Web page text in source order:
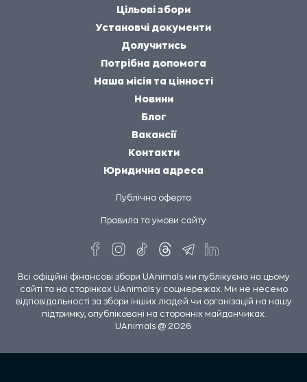
Цільові збори
Установчі документи
Долучитись
Потрібна допомога
Наша місія та цінності
Новини
Блог
Вакансії
Контакти
Юридична адреса
Публічна оферта
Правила та умови сайту
Всі офіційні фінансові збори UAnimals ми публікуємо на цьому
сайті та на сторінках UAnimals у соцмережах. Ми не несемо
відповідальності за збори інших людей чи організацій на нашу
підтримку, опубліковані на сторонніх майданчиках.
UAnimals @ 2026